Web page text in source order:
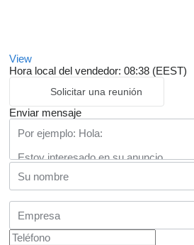
View
Hora local del vendedor: 08:38 (EEST)
Solicitar una reunión
Enviar mensaje